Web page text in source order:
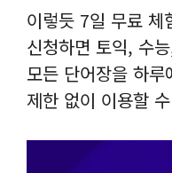
이렇듯 7일 무료 체
신청하면 토익, 수
모든 단어장을 하
제한 없이 이용할